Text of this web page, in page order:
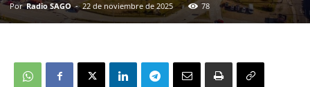
Por Radio SAGO - 22 de noviembre de 2025 78